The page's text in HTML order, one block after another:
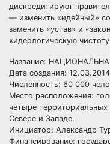
дискредитируют
— изменить «идейный»
заменить «устав» и
«идеологическую
Название:
Дата создания: 12.03.2014
Численность: 60 000
Место расположения:
четыре
Севере и Западе.
Инициатор: Александр
Финансирование: